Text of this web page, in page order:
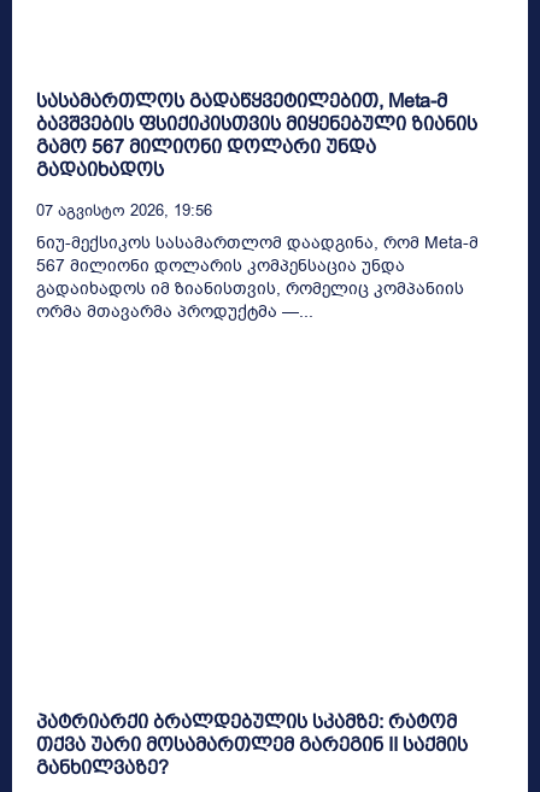
სასამართლოს გადაწყვეტილებით, Meta-მ
ბავშვების ფსიქიკისთვის მიყენებული ზიანის
გამო 567 მილიონი დოლარი უნდა
გადაიხადოს
07 Აგვისტო 2026, 19:56
ნიუ-მექსიკოს სასამართლომ დაადგინა, რომ Meta-მ
567 მილიონი დოლარის კომპენსაცია უნდა
გადაიხადოს იმ ზიანისთვის, რომელიც კომპანიის
ორმა მთავარმა პროდუქტმა —...
პატრიარქი ბრალდებულის სკამზე: რატომ
თქვა უარი მოსამართლემ გარეგინ II საქმის
განხილვაზე?